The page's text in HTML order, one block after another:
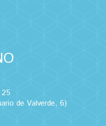
de Valverde, 6)